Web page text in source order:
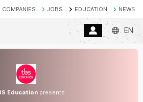
COMPANIES JOBS EDUCATION NEWS
EN
Educationpresents